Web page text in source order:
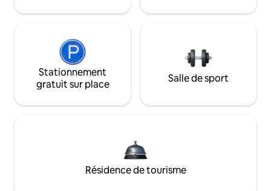
Stationnement
gratuit sur place
Salle de sport
Résidence de tourisme